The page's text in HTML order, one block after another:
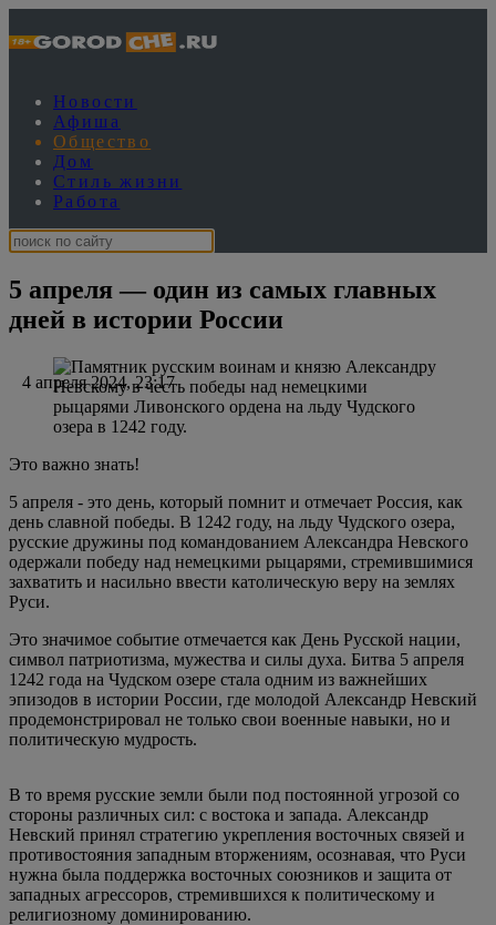
Новости
Афиша
Общество
Дом
Стиль жизни
Работа
5 апреля — один из самых главных
дней в истории России
4 апреля 2024, 23:17
Это важно знать!
5 апреля - это день, который помнит и отмечает Россия, как
день славной победы. В 1242 году, на льду Чудского озера,
русские дружины под командованием Александра Невского
одержали победу над немецкими рыцарями, стремившимися
захватить и насильно ввести католическую веру на землях
Руси.
Это значимое событие отмечается как День Русской нации,
символ патриотизма, мужества и силы духа. Битва 5 апреля
1242 года на Чудском озере стала одним из важнейших
эпизодов в истории России, где молодой Александр Невский
продемонстрировал не только свои военные навыки, но и
политическую мудрость.
В то время русские земли были под постоянной угрозой со
стороны различных сил: с востока и запада. Александр
Невский принял стратегию укрепления восточных связей и
противостояния западным вторжениям, осознавая, что Руси
нужна была поддержка восточных союзников и защита от
западных агрессоров, стремившихся к политическому и
религиозному доминированию.